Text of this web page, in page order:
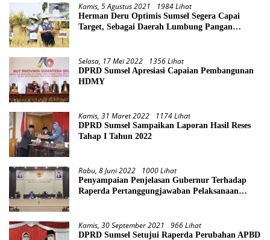
Kamis, 5 Agustus 2021 1984 Lihat
Herman Deru Optimis Sumsel Segera Capai
Target, Sebagai Daerah Lumbung Pangan
Selasa, 17 Mei 2022 1356 Lihat
DPRD Sumsel Apresiasi Capaian Pembangunan
HDMY
Kamis, 31 Maret 2022 1174 Lihat
DPRD Sumsel Sampaikan Laporan Hasil Reses
Tahap I Tahun 2022
Rabu, 8 Juni 2022 1000 Lihat
Penyampaian Penjelasan Gubernur Terhadap
Raperda Pertanggungjawaban Pelaksanaan
Kamis, 30 September 2021 966 Lihat
DPRD Sumsel Setujui Raperda Perubahan APBD